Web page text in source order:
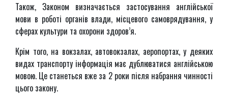
Також, Законом визначається застосування англійської
мови в роботі органів влади, місцевого самоврядування, у
сферах культури та охорони здоров’я.
Крім того, на вокзалах, автовокзалах, аеропортах, у деяких
видах транспорту інформація має дублюватися англійською
мовою. Це станеться вже за 2 роки після набрання чинності
цього закону.